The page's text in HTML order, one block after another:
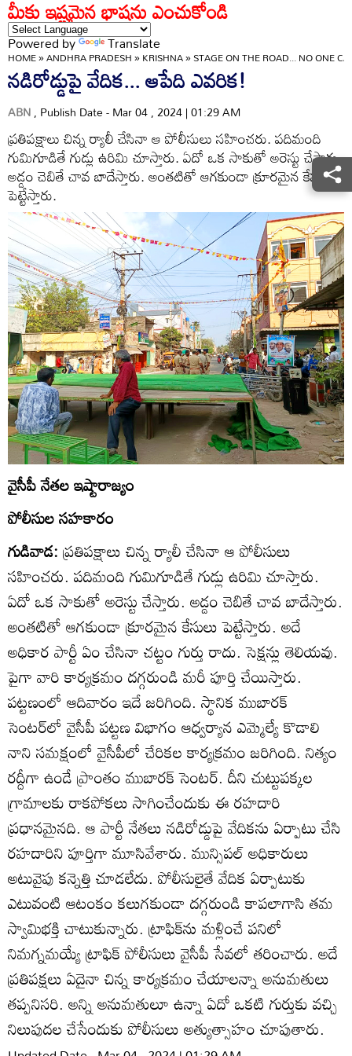
మీకు ఇష్టమైన భాషను ఎంచుకోండి
Powered by Translate
HOME»ANDHRA PRADESH»KRISHNA»STAGE ON THE ROAD... NO ONE
నడిరోడ్డుపై వేదిక... ఆపేది ఎవరిక!
ABN, Publish Date - Mar 04 , 2024 | 01:29 AM
ప్రతిపక్షాలు చిన్న ర్యాలీ చేసినా ఆ పోలీసులు సహించరు. పదిమంది
గుమిగూడితే గుడ్లు ఉరిమి చూస్తారు. ఏదో ఒక సాకుతో అరెస్టు చేస్తారు.
అడ్డం చెబితే చావ బాదేస్తారు. అంతటితో ఆగకుండా క్రూరమైన కేసులు
పెట్టేస్తారు.
వైసీపీ నేతల ఇష్టారాజ్యం
పోలీసుల సహకారం
గుడివాడ:ప్రతిపక్షాలు చిన్న ర్యాలీ చేసినా ఆ పోలీసులు
సహించరు. పదిమంది గుమిగూడితే గుడ్లు ఉరిమి చూస్తారు.
ఏదో ఒక సాకుతో అరెస్టు చేస్తారు. అడ్డం చెబితే చావ బాదేస్తారు.
అంతటితో ఆగకుండా క్రూరమైన కేసులు పెట్టేస్తారు. అదే
అధికార పార్టీ ఏం చేసినా చట్టం గుర్తు రాదు. సెక్షన్లు తెలియవు.
పైగా వారి కార్యక్రమం దగ్గరుండి మరీ పూర్తి చేయిస్తారు.
పట్టణంలో ఆదివారం ఇదే జరిగింది. స్థానిక ముబారక్‌
సెంటర్‌లో వైసీపీ పట్టణ విభాగం ఆధ్వర్యాన ఎమ్మెల్యే కొడాలి
నాని సమక్షంలో వైసీపీలో చేరికల కార్యక్రమం జరిగింది. నిత్యం
రద్దీగా ఉండే ప్రాంతం ముబారక్‌ సెంటర్‌. దీని చుట్టుపక్కల
గ్రామాలకు రాకపోకలు సాగించేందుకు ఈ రహదారి
ప్రధానమైనది. ఆ పార్టీ నేతలు నడిరోడ్డుపై వేదికను ఏర్పాటు చేసి
రహదారిని పూర్తిగా మూసివేశారు. మున్సిపల్‌ అధికారులు
అటువైపు కన్నెత్తి చూడలేదు. పోలీసులైతే వేదిక ఏర్పాటుకు
ఎటువంటి ఆటంకం కలుగకుండా దగ్గరుండి కాపలాగాసి తమ
స్వామిభక్తి చాటుకున్నారు. ట్రాఫిక్‌ను మళ్లించే పనిలో
నిమగ్నమయ్యే ట్రాఫిక్‌ పోలీసులు వైసీపీ సేవలో తరించారు. అదే
ప్రతిపక్షలు ఏదైనా చిన్న కార్యక్రమం చేయాలన్నా అనుమతులు
తప్పనిసరి. అన్ని అనుమతులూ ఉన్నా ఏదో ఒకటి గుర్తుకు వచ్చి
నిలుపుదల చేసేందుకు పోలీసులు అత్యుత్సాహం చూపుతారు.